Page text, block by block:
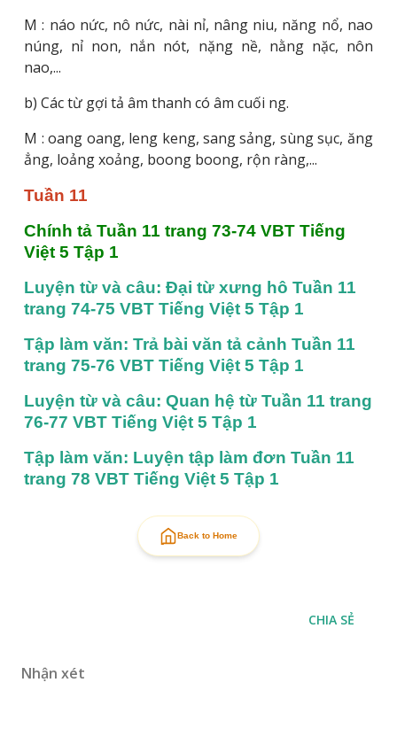
M : náo nức, nô nức, nài nỉ, nâng niu, năng nổ, nao
núng, nỉ non, nắn nót, nặng nề, nằng nặc, nôn
nao,...
b) Các từ gợi tả âm thanh có âm cuối ng.
M : oang oang, leng keng, sang sảng, sùng sục, ăng
ẳng, loảng xoảng, boong boong, rộn ràng,...
Tuần 11
Chính tả Tuần 11 trang 73-74 VBT Tiếng
Việt 5 Tập 1
Luyện từ và câu: Đại từ xưng hô Tuần 11
trang 74-75 VBT Tiếng Việt 5 Tập 1
Tập làm văn: Trả bài văn tả cảnh Tuần 11
trang 75-76 VBT Tiếng Việt 5 Tập 1
Luyện từ và câu: Quan hệ từ Tuần 11 trang
76-77 VBT Tiếng Việt 5 Tập 1
Tập làm văn: Luyện tập làm đơn Tuần 11
trang 78 VBT Tiếng Việt 5 Tập 1
Back to Home
CHIA SẺ
Nhận xét